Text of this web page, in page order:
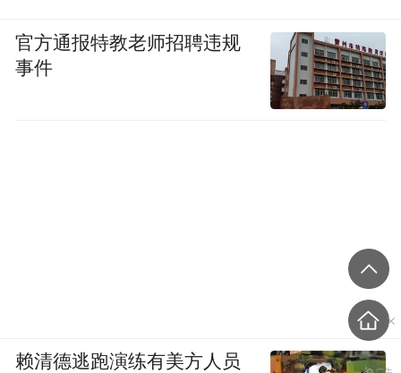
官方通报特教老师招聘违规
事件
赖清德逃跑演练有美方人员